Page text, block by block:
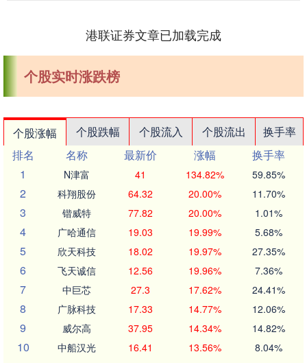
港联证券文章已加载完成
个股实时涨跌榜
个股涨幅 个股跌幅 个股流入 个股流出
换手率
排名
名称 最新价 涨幅
换手率
1
N津富 41 134.82% 59.85%
2 科翔股份 64.32 20.00% 11.70%
3 锴威特 77.82 20.00% 1.01%
4 广哈通信 19.03 19.99% 5.68%
5 欣天科技 18.02 19.97% 27.35%
6 飞天诚信 12.56 19.96% 7.36%
7 中巨芯 27.3 17.62% 24.41%
8 广脉科技 17.33 14.77% 12.06%
9 威尔高 37.95 14.34% 14.82%
10 中船汉光 16.41 13.56% 8.04%